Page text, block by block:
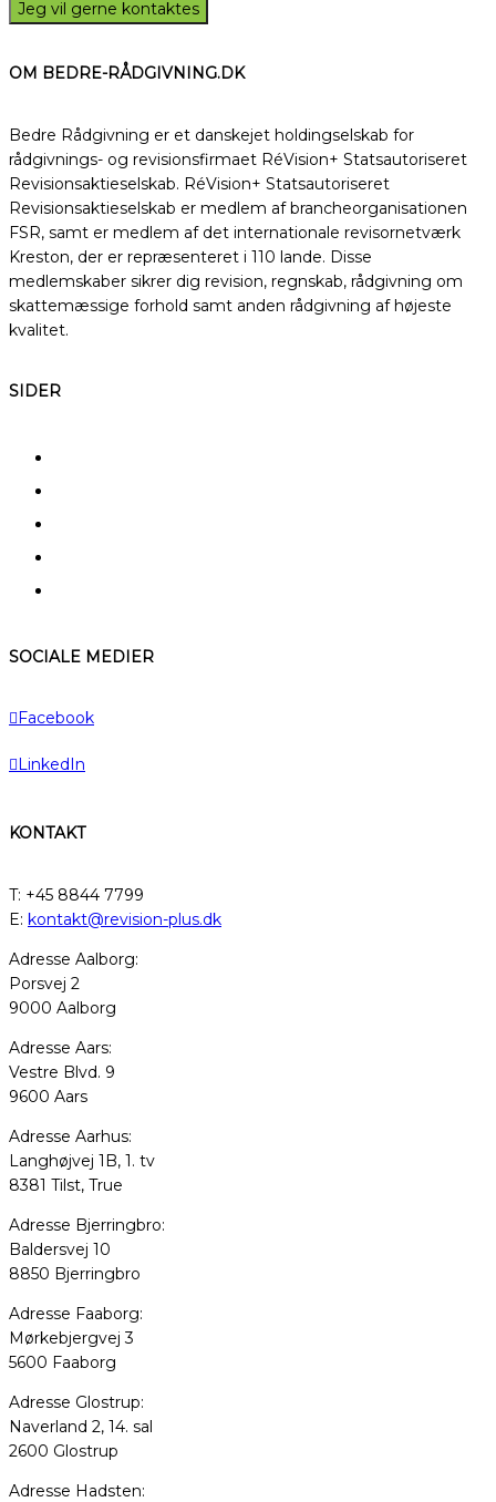
OM BEDRE-RÅDGIVNING.DK
Bedre Rådgivning er et danskejet holdingselskab for
rådgivnings- og revisionsfirmaet RéVision+ Statsautoriseret
Revisionsaktieselskab. RéVision+ Statsautoriseret
Revisionsaktieselskab er medlem af brancheorganisationen
FSR, samt er medlem af det internationale revisornetværk
Kreston, der er repræsenteret i 110 lande. Disse
medlemskaber sikrer dig revision, regnskab, rådgivning om
skattemæssige forhold samt anden rådgivning af højeste
kvalitet.
SIDER
SOCIALE MEDIER
Facebook
LinkedIn
KONTAKT
T: +45 8844 7799
E: kontakt@revision-plus.dk
Adresse Aalborg:
Porsvej 2
9000 Aalborg
Adresse Aars:
Vestre Blvd. 9
9600 Aars
Adresse Aarhus:
Langhøjvej 1B, 1. tv
8381 Tilst, True
Adresse Bjerringbro:
Baldersvej 10
8850 Bjerringbro
Adresse Faaborg:
Mørkebjergvej 3
5600 Faaborg
Adresse Glostrup:
Naverland 2, 14. sal
2600 Glostrup
Adresse Hadsten: